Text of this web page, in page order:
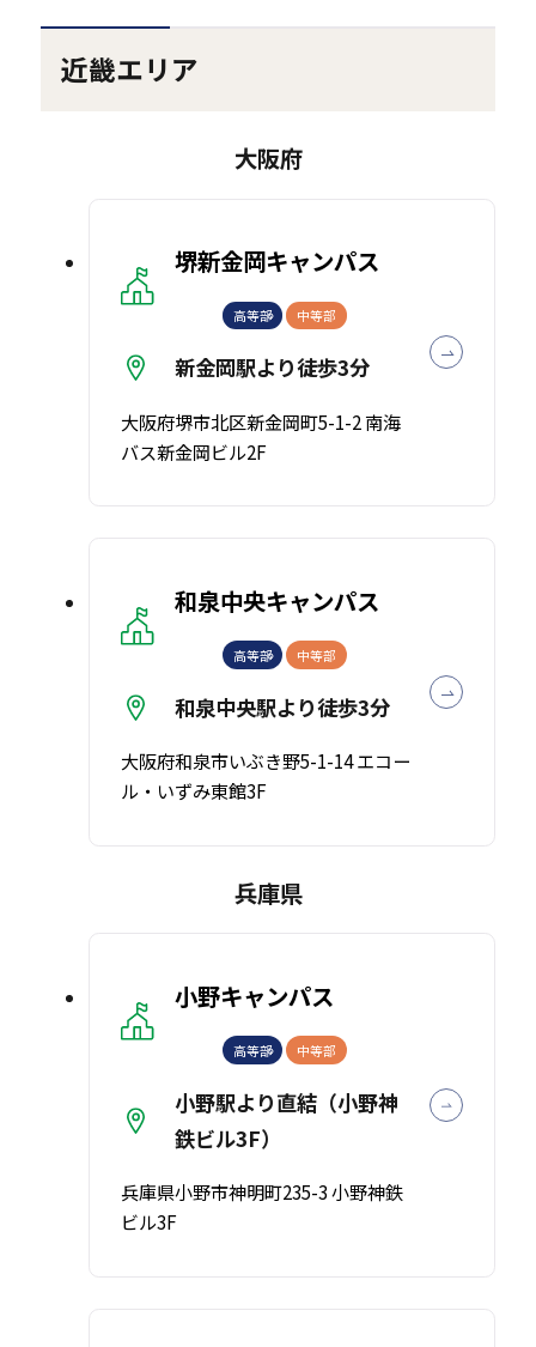
近畿エリア
大阪府
堺新金岡キャンパス
高等部 中等部
新金岡駅より徒歩3分
大阪府堺市北区新金岡町5-1-2 南海
バス新金岡ビル2F
和泉中央キャンパス
高等部 中等部
和泉中央駅より徒歩3分
大阪府和泉市いぶき野5-1-14 エコー
ル・いずみ東館3F
兵庫県
小野キャンパス
高等部 中等部
小野駅より直結（小野神
鉄ビル3F）
兵庫県小野市神明町235-3 小野神鉄
ビル3F